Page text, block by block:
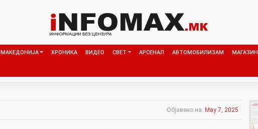
МАКЕДОНИЈА ХРОНИКА ВИДЕО СВЕТ АРСЕНАЛ АВТОМОБИЛИЗАМ МАГАЗИН
Објавено на: May 7, 2025